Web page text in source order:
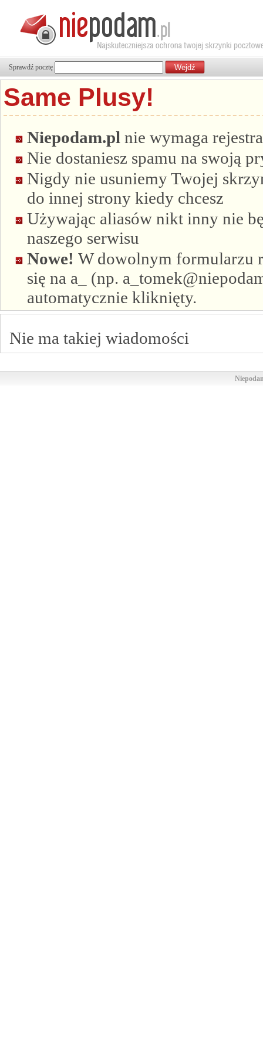
Sprawdź pocztę
Same Plusy!
Niepodam.pl nie wymaga
Nie dostaniesz spamu na swoją
Nigdy nie usuniemy Twojej
do innej strony kiedy chcesz
Używając aliasów nikt inny nie
naszego serwisu
Nowe! W dowolnym formularzu
się na a_ (np.
automatycznie kliknięty.
Nie ma takiej wiadomości